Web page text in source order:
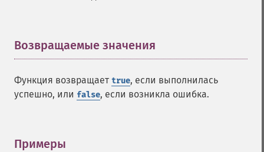
Возвращаемые значения
Функция возвращает true, если выполнилась
успешно, или false, если возникла ошибка.
Примеры